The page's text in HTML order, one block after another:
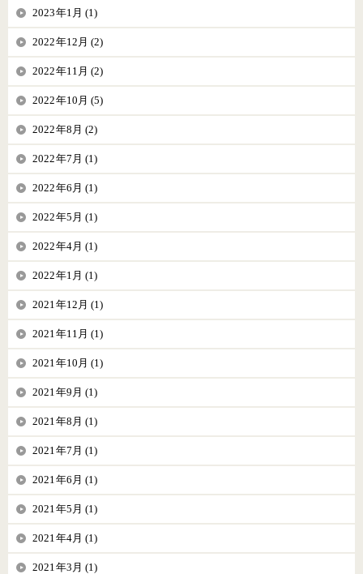
2023年1月 (1)
2022年12月 (2)
2022年11月 (2)
2022年10月 (5)
2022年8月 (2)
2022年7月 (1)
2022年6月 (1)
2022年5月 (1)
2022年4月 (1)
2022年1月 (1)
2021年12月 (1)
2021年11月 (1)
2021年10月 (1)
2021年9月 (1)
2021年8月 (1)
2021年7月 (1)
2021年6月 (1)
2021年5月 (1)
2021年4月 (1)
2021年3月 (1)